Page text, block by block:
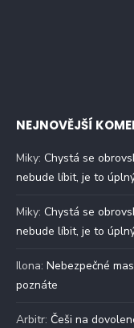
NEJNOVĚJŠÍ
Miky: Chystá se
nebude líbit, je to
Miky: Chystá se
nebude líbit, je to
Ilona: Nebezpečné
poznáte
Arbitr: Češi na